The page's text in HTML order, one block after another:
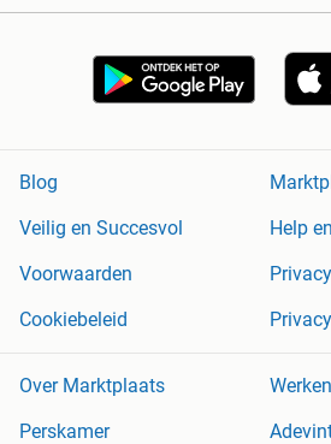
Blog
Veilig en Succesvol
Help
Voorwaarden
Cookiebeleid
Over Marktplaats
Perskamer